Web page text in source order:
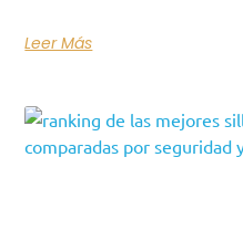
Leer Más